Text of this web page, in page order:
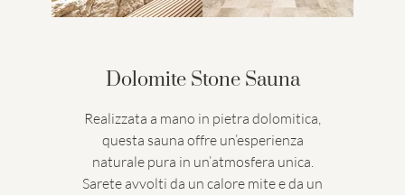
Dolomite Stone Sauna
Realizzata a mano in pietra dolomitica,
questa sauna offre un’esperienza
naturale pura in un’atmosfera unica.
Sarete avvolti da un calore mite e da un